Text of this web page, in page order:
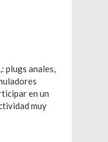
plugs anales,
en un
muy